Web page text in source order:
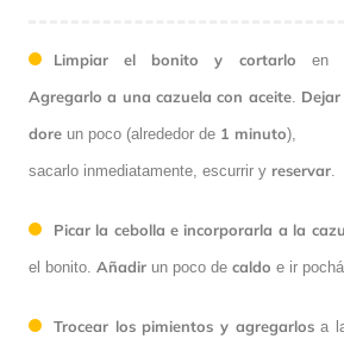
Limpiar el bonito y cortarlo en
Agregarlo a una cazuela con aceite.
dore un poco (alrededor de 1 minuto),
sacarlo inmediatamente, escurrir y reservar
Picar la cebolla e incorporarla a la
el bonito. Añadir un poco de caldo e ir
Trocear los pimientos y agregarlosa